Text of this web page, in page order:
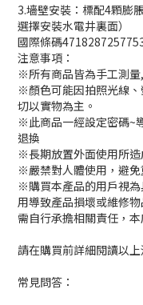
3.墻壁安裝：標配4顆膨
選擇安裝水電井裏面）
國際條碼
注意事項：
※所有商品皆為手工測
※顏色可能因拍照光線
切以實物為主。
※此商品一經設定密碼~
退換
※長期放置外面使用所
※嚴禁對人體使用，避免
※購買本產品的用戶視
用導致產品損壞或維修物
需自行承擔相關責任，
請在購買前詳細閱讀以
常見問答：